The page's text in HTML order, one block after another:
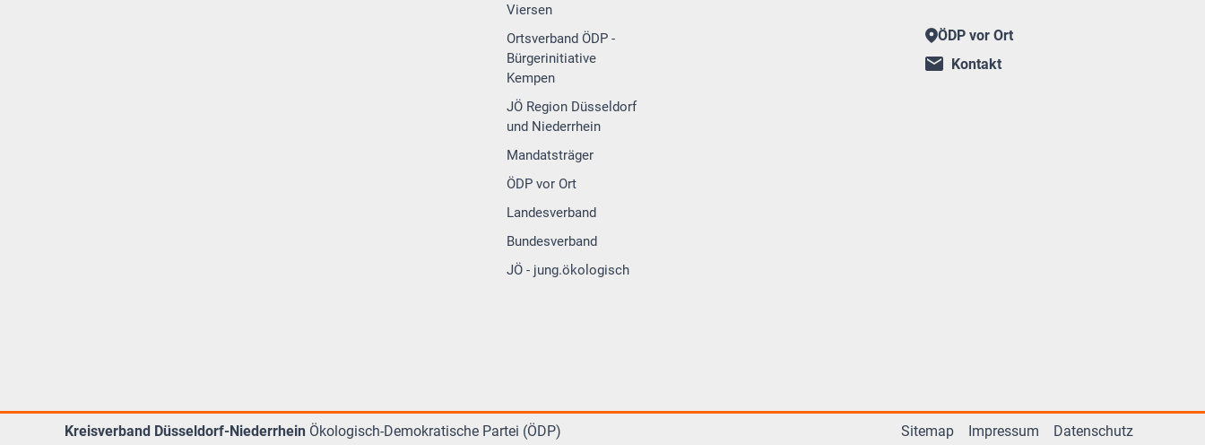
Viersen
Ortsverband ÖDP -
Bürgerinitiative
Kempen
JÖ Region Düsseldorf
und Niederrhein
Mandatsträger
ÖDP vor Ort
Landesverband
Bundesverband
JÖ - jung.ökologisch
ÖDP vor Ort
Kontakt
Kreisverband Düsseldorf-Niederrhein Ökologisch-Demokratische Partei (ÖDP) Sitemap Impressum Datenschutz